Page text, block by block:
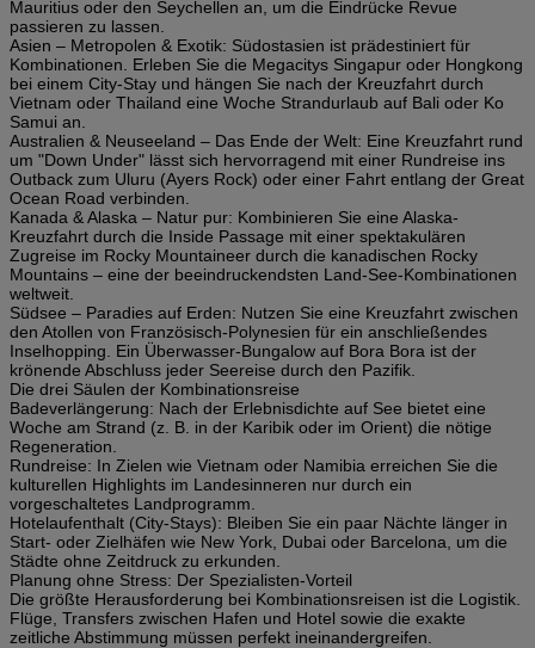
Mauritius oder den Seychellen an, um die Eindrücke Revue
passieren zu lassen.
Asien – Metropolen & Exotik: Südostasien ist prädestiniert für
Kombinationen. Erleben Sie die Megacitys Singapur oder Hongkong
bei einem City-Stay und hängen Sie nach der Kreuzfahrt durch
Vietnam oder Thailand eine Woche Strandurlaub auf Bali oder Ko
Samui an.
Australien & Neuseeland – Das Ende der Welt: Eine Kreuzfahrt rund
um "Down Under" lässt sich hervorragend mit einer Rundreise ins
Outback zum Uluru (Ayers Rock) oder einer Fahrt entlang der Great
Ocean Road verbinden.
Kanada & Alaska – Natur pur: Kombinieren Sie eine Alaska-
Kreuzfahrt durch die Inside Passage mit einer spektakulären
Zugreise im Rocky Mountaineer durch die kanadischen Rocky
Mountains – eine der beeindruckendsten Land-See-Kombinationen
weltweit.
Südsee – Paradies auf Erden: Nutzen Sie eine Kreuzfahrt zwischen
den Atollen von Französisch-Polynesien für ein anschließendes
Inselhopping. Ein Überwasser-Bungalow auf Bora Bora ist der
krönende Abschluss jeder Seereise durch den Pazifik.
Die drei Säulen der Kombinationsreise
Badeverlängerung: Nach der Erlebnisdichte auf See bietet eine
Woche am Strand (z. B. in der Karibik oder im Orient) die nötige
Regeneration.
Rundreise: In Zielen wie Vietnam oder Namibia erreichen Sie die
kulturellen Highlights im Landesinneren nur durch ein
vorgeschaltetes Landprogramm.
Hotelaufenthalt (City-Stays): Bleiben Sie ein paar Nächte länger in
Start- oder Zielhäfen wie New York, Dubai oder Barcelona, um die
Städte ohne Zeitdruck zu erkunden.
Planung ohne Stress: Der Spezialisten-Vorteil
Die größte Herausforderung bei Kombinationsreisen ist die Logistik.
Flüge, Transfers zwischen Hafen und Hotel sowie die exakte
zeitliche Abstimmung müssen perfekt ineinandergreifen.